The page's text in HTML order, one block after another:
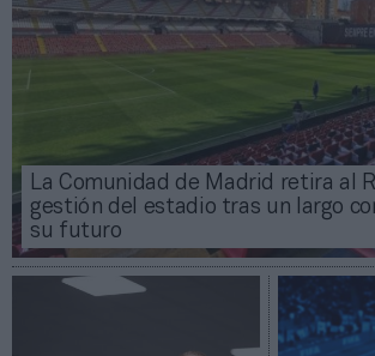
La Comunidad de Madrid retira al
gestión del estadio tras un largo
su futuro